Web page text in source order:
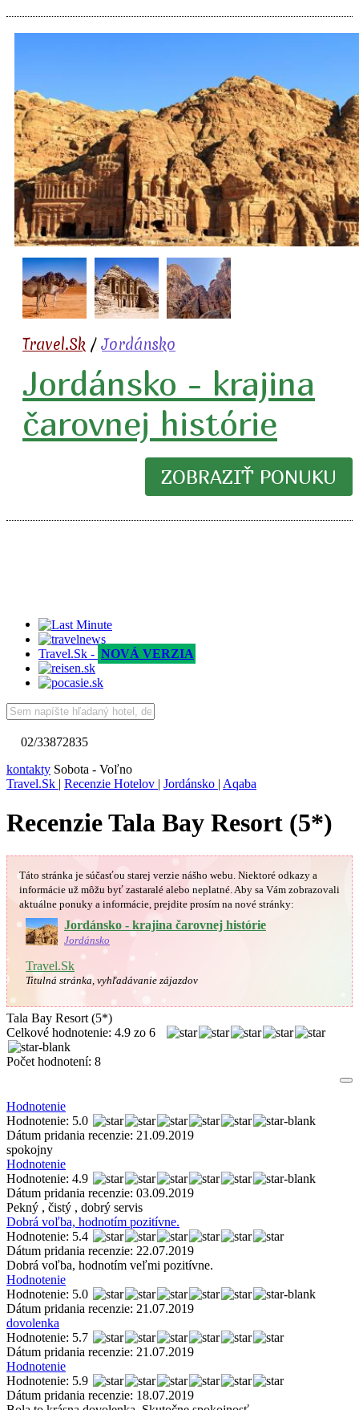
Travel.Sk /Jordánsko
Jordánsko - krajina
čarovnej histórie
ZOBRAZIŤ PONUKU
Travel.Sk - NOVÁ VERZIA
02/33872835
kontakty Sobota - Voľno
Travel.Sk | Recenzie Hotelov | Jordánsko | Aqaba
Recenzie Tala Bay Resort (5*)
Táto stránka je súčasťou starej verzie nášho webu. Niektoré odkazy a
informácie už môžu byť zastaralé alebo neplatné. Aby sa Vám zobrazovali
aktuálne ponuky a informácie, prejdite prosím na nové stránky:
Jordánsko - krajina čarovnej histórie
Jordánsko
Travel.Sk
Titulná stránka, vyhľadávanie zájazdov
Tala Bay Resort (5*)
Celkové hodnotenie: 4.9 zo 6
Počet hodnotení: 8
Hodnotenie
Hodnotenie: 5.0
Dátum pridania recenzie: 21.09.2019
spokojny
Hodnotenie
Hodnotenie: 4.9
Dátum pridania recenzie: 03.09.2019
Pekný , čistý , dobrý servis
Dobrá voľba, hodnotím pozitívne.
Hodnotenie: 5.4
Dátum pridania recenzie: 22.07.2019
Dobrá voľba, hodnotím veľmi pozitívne.
Hodnotenie
Hodnotenie: 5.0
Dátum pridania recenzie: 21.07.2019
dovolenka
Hodnotenie: 5.7
Dátum pridania recenzie: 21.07.2019
Hodnotenie
Hodnotenie: 5.9
Dátum pridania recenzie: 18.07.2019